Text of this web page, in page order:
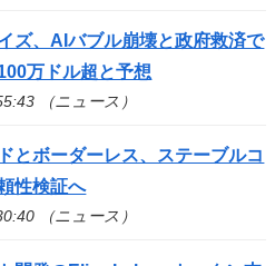
ズ、AIバブル崩壊と政府救済で
万ドル超と予想
（ニュース）
とボーダーレス、ステーブルコ
性検証へ
（ニュース）